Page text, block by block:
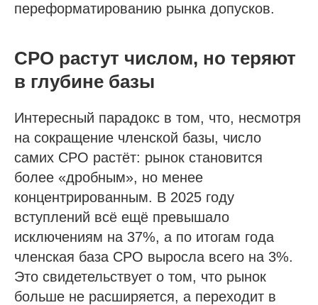
переформатированию рынка допусков.
СРО растут числом, но теряют
в глубине базы
Интересный парадокс в том, что, несмотря
на сокращение членской базы, число
самих СРО растёт: рынок становится
более «дробным», но менее
концентрированным. В 2025 году
вступлений всё ещё превышало
исключениям на 37%, а по итогам года
членская база СРО выросла всего на 3%.
Это свидетельствует о том, что рынок
больше не расширяется, а переходит в